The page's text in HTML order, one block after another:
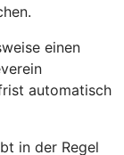
einen
automatisch
in der Regel